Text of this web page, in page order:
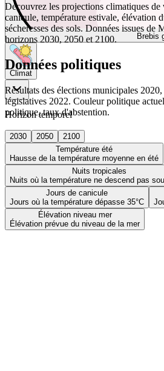
Brebis
Climat
Horizon temporel
2030 2050
2100
Température été
Hausse de la température moyenne en été
Nuits tropicales
Nuits où la température ne descend pas
Jours de canicule
Jours où la température dépasse 35°C
Élévation niveau mer
Élévation prévue du niveau de la mer
Découvrez les projections climatiques de
canicule, température estivale, élévation
sécheresses des sols. Données issues de
horizons 2030, 2050 et 2100.
Données politiques
Résultats des élections municipales
législatives 2022. Couleur politique
politique, taux d'abstention.